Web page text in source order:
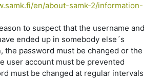
en/about-samk-2/information-
to suspect that the username and
ended up in somebody else´s
the password must be changed or the
user account must be prevented
must be changed at regular intervals